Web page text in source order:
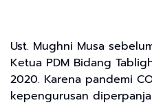
Ust. Mughni Musa
Ketua PDM Bidang
2020. Karena pandemi
kepengurusan